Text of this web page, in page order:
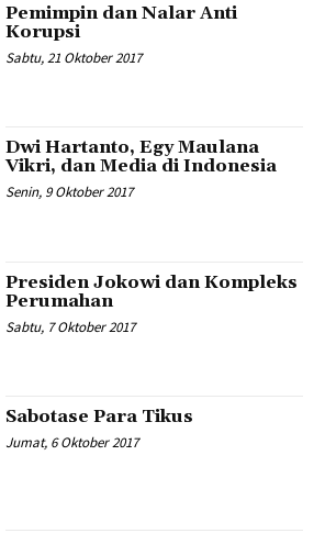
Pemimpin dan Nalar Anti
Korupsi
Sabtu, 21 Oktober 2017
Dwi Hartanto, Egy Maulana
Vikri, dan Media di Indonesia
Senin, 9 Oktober 2017
Presiden Jokowi dan Kompleks
Perumahan
Sabtu, 7 Oktober 2017
Sabotase Para Tikus
Jumat, 6 Oktober 2017